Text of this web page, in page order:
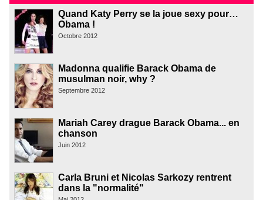
Quand Katy Perry se la joue sexy pour…
Obama !
Octobre 2012
Madonna qualifie Barack Obama de
musulman noir, why ?
Septembre 2012
Mariah Carey drague Barack Obama... en
chanson
Juin 2012
Carla Bruni et Nicolas Sarkozy rentrent
dans la "normalité"